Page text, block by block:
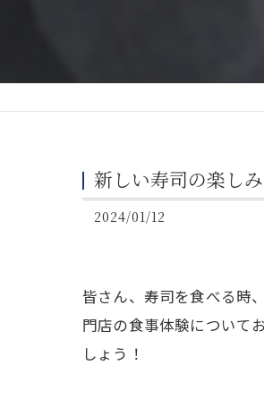
新しい寿司の楽し
2024/01/12
皆さん、寿司を食べる時
門店の食事体験について
しょう！